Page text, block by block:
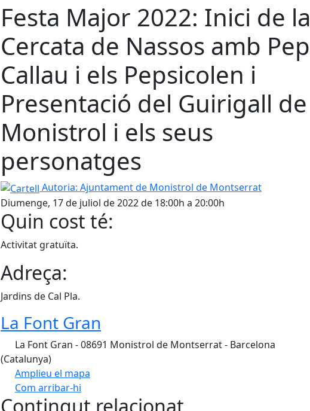
Festa Major 2022: Inici de la
Cercata de Nassos amb Pep
Callau i els Pepsicolen i
Presentació del Guirigall de
Monistrol i els seus
personatges
Cartell
Autoria: Ajuntament de Monistrol de Montserrat
Diumenge, 17 de juliol de 2022 de 18:00h a 20:00h
Quin cost té:
Activitat gratuïta.
Adreça:
Jardins de Cal Pla.
La Font Gran
La Font Gran - 08691 Monistrol de Montserrat - Barcelona
(Catalunya)
Amplieu el mapa
Com arribar-hi
Contingut relacionat